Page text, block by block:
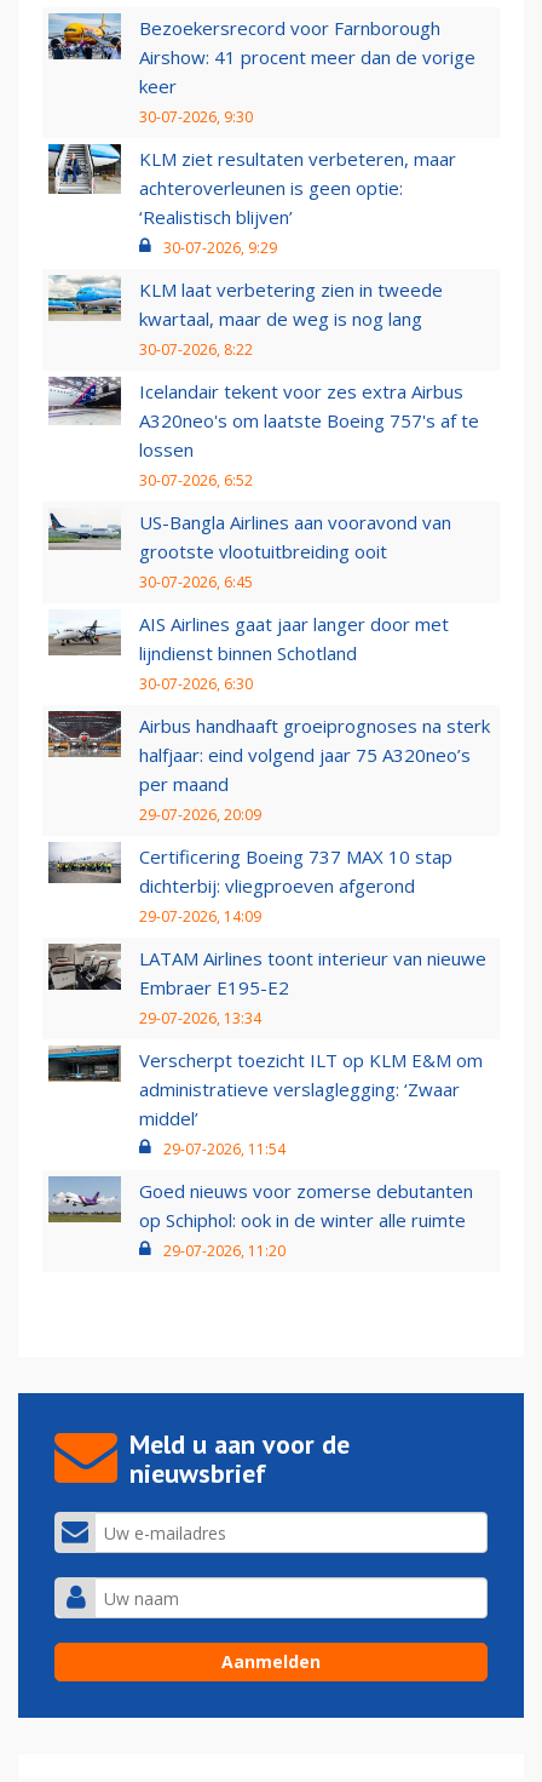
Bezoekersrecord voor Farnborough
Airshow: 41 procent meer dan de vorige
keer
30-07-2026, 9:30
KLM ziet resultaten verbeteren, maar
achteroverleunen is geen optie:
‘Realistisch blijven’
30-07-2026, 9:29
KLM laat verbetering zien in tweede
kwartaal, maar de weg is nog lang
30-07-2026, 8:22
Icelandair tekent voor zes extra Airbus
A320neo's om laatste Boeing 757's af te
lossen
30-07-2026, 6:52
US-Bangla Airlines aan vooravond van
grootste vlootuitbreiding ooit
30-07-2026, 6:45
AIS Airlines gaat jaar langer door met
lijndienst binnen Schotland
30-07-2026, 6:30
Airbus handhaaft groeiprognoses na sterk
halfjaar: eind volgend jaar 75 A320neo’s
per maand
29-07-2026, 20:09
Certificering Boeing 737 MAX 10 stap
dichterbij: vliegproeven afgerond
29-07-2026, 14:09
LATAM Airlines toont interieur van nieuwe
Embraer E195-E2
29-07-2026, 13:34
Verscherpt toezicht ILT op KLM E&M om
administratieve verslaglegging: ‘Zwaar
middel’
29-07-2026, 11:54
Goed nieuws voor zomerse debutanten
op Schiphol: ook in de winter alle ruimte
29-07-2026, 11:20
Meld u aan voor de
nieuwsbrief